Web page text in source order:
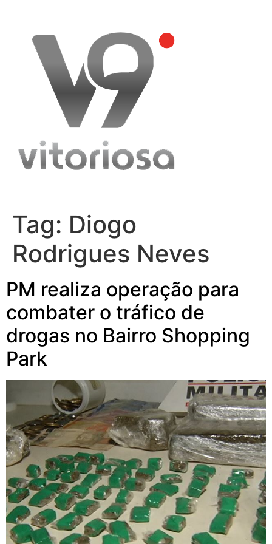
content
Tag: Diogo
Rodrigues Neves
PM realiza operação para
combater o tráfico de
drogas no Bairro Shopping
Park